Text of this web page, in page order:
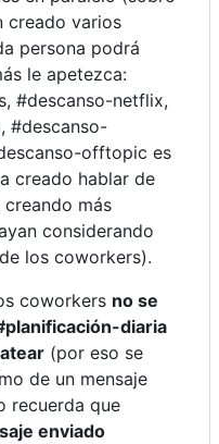
creado varios
persona podrá
le apetezca:
#descanso-netflix,
#descanso-
offtopic es
creado hablar de
más
considerando
los coworkers).
coworkers no se
diaria
(por eso se
de un mensaje
recuerda que
enviado